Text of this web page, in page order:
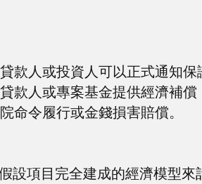
款人或投資人可以正式通知
款人或專案基金提供經濟補
命令履行或金錢損害賠償。
設項目完全建成的經濟模型來